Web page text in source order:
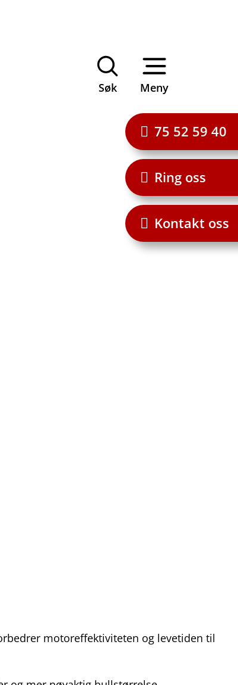
Søk Meny
75 52 59 40
Ring oss
Kontakt oss
motoreffektiviteten og levetiden til